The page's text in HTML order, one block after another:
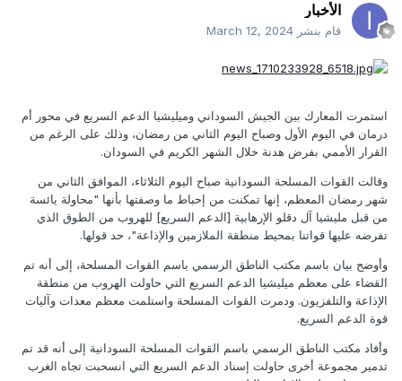
الأخبار
قام بنشر March 12, 2024
استمرت المعارك بين الجيش السوداني وميليشيا الدعم السريع في محور أم
درمان في اليوم الأول وصباح اليوم الثاني من رمضان، وذلك على الرغم من
القرار الأممي بفرض هدنة خلال الشهر الكريم في السودان.
وقالت القوات المسلحة السودانية صباح اليوم الثلاثاء، الموافق الثاني من
شهر رمضان المعظم، إنها تمكنت من إحباط ما وصفتها بأنها "محاولة يائسة
من قبل مليشيا آل دقلو الإرهابية [الدعم السريع] للهروب من الطوق الذي
تفرضه عليها قواتنا بمحيط منطقة الملازمين والإذاعة"، حد قولها.
وأوضح بيان باسم مكتب الناطق الرسمي باسم القوات المسلحة، إلى أنه تم
القضاء على معظم ميليشيا الدعم السريع التي حاولت الهروب من منطقة
الإذاعة والتلفزيون. ودمرت القوات المسلحة واستلمت معظم معدات وآليات
قوة الدعم السريع.
وأفاد مكتب الناطق الرسمي باسم القوات المسلحة السودانية إلى أنه قد تم
تدمير مجموعة أخرى حاولت إسناد الدعم السريع التي انسحبت تجاه الغرب